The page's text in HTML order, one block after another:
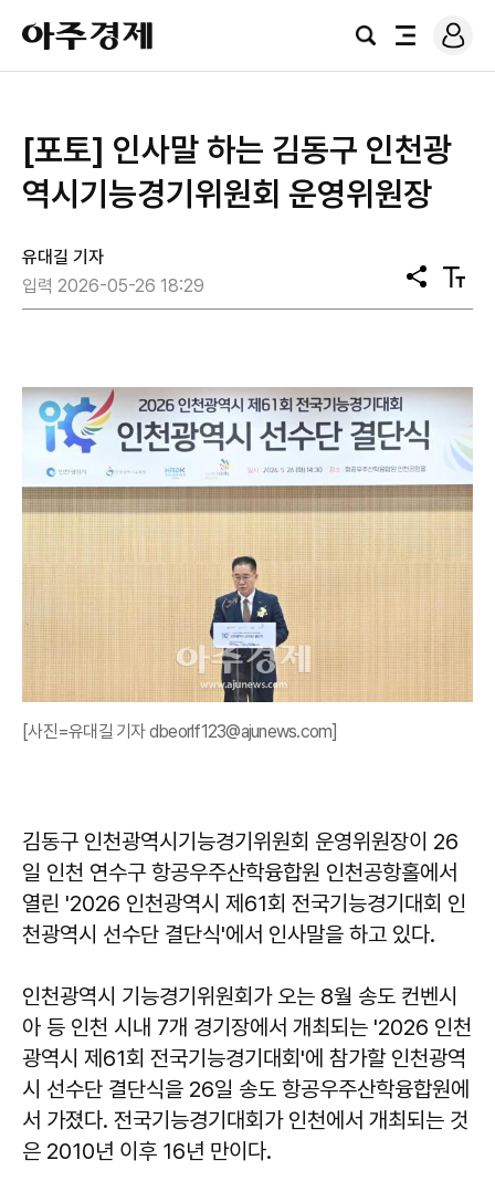
아
주
경
검
전
로
그
[포토] 인사말 하는 김동구 인천광
역시기능경기위원회 운영위원장
유대길 기자
입력 2026-05-26 18:29
공
유
텍
스
[사진=유대길 기자 dbeorlf123@ajunews.com]
김동구 인천광역시기능경기위원회 운영위원장이 26
일 인천 연수구 항공우주산학융합원 인천공항홀에서
열린 '2026 인천광역시 제61회 전국기능경기대회 인
천광역시 선수단 결단식'에서 인사말을 하고 있다.
인천광역시 기능경기위원회가 오는 8월 송도 컨벤시
아 등 인천 시내 7개 경기장에서 개최되는 '2026 인천
광역시 제61회 전국기능경기대회'에 참가할 인천광역
시 선수단 결단식을 26일 송도 항공우주산학융합원에
서 가졌다. 전국기능경기대회가 인천에서 개최되는 것
은 2010년 이후 16년 만이다.